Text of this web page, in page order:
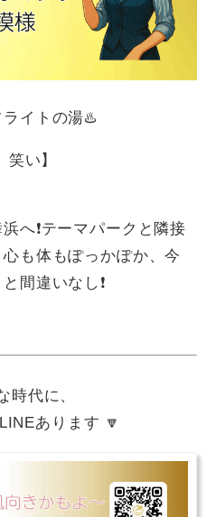
ライトの湯♨️
い】
へ❗テーマパークと隣接
も体もぽっかぽか、今
間違いなし❗
時代に、
あります 🔽